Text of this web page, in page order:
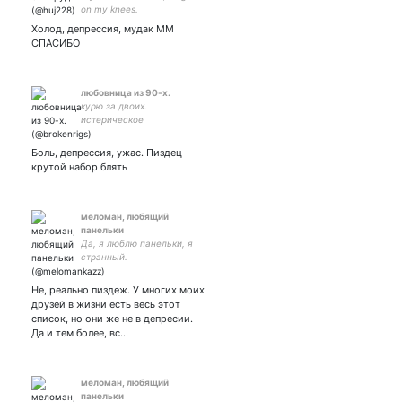
on my knees.
Холод, депрессия, мудак ММ
СПАСИБО
любовница из 90-х.
курю за двоих.
истерическое
одиночество.
Боль, депрессия, ужас. Пиздец
крутой набор блять
меломан, любящий
панельки
Да, я люблю панельки, я
странный.
мультифандомщик
Не, реально пиздеж. У многих моих
друзей в жизни есть весь этот
список, но они же не в депресии.
Да и тем более, вс…
меломан, любящий
панельки